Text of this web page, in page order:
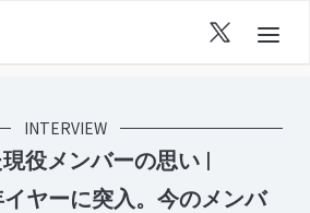
INTERVIEW
役メンバーの思い |
ヤーに突入。今のメンバ